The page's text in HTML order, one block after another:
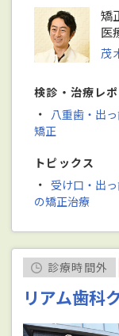
矯
医
茂
検診・治療レ
・ 八重歯・出
矯正
トピックス
・ 受け口・出
の矯正治療
診療時間外
リアム歯科